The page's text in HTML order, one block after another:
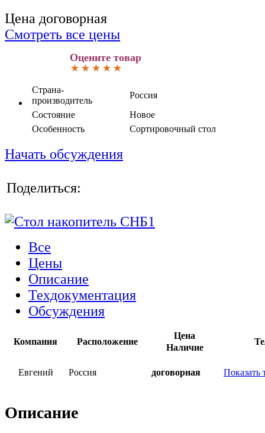
Цена договорная
Смотреть все цены
Оцените товар
Страна-
производитель
Россия
Состояние
Новое
Особенность
Сортировочный стол
Начать обсуждения
Поделиться:
Все
Цены
Описание
Техдокументация
Обсуждения
Компания Расположение
Цена
Наличие
Евгений Россия договорная Показать
Описание